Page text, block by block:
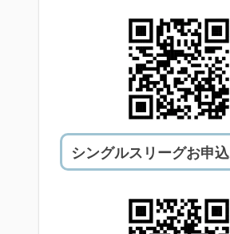
シングルスリーグお申